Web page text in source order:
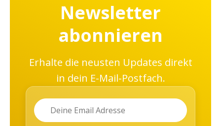
Newsletter
abonnieren
Erhalte die neusten Updates direkt
in dein E-Mail-Postfach.
Name
Email